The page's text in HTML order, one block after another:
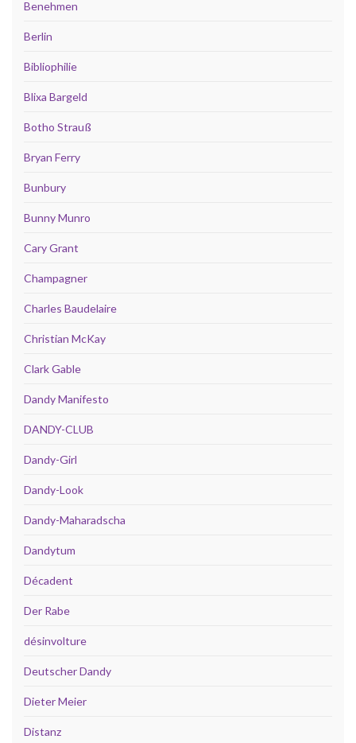
Benehmen
Berlin
Bibliophilie
Blixa Bargeld
Botho Strauß
Bryan Ferry
Bunbury
Bunny Munro
Cary Grant
Champagner
Charles Baudelaire
Christian McKay
Clark Gable
Dandy Manifesto
DANDY-CLUB
Dandy-Girl
Dandy-Look
Dandy-Maharadscha
Dandytum
Décadent
Der Rabe
désinvolture
Deutscher Dandy
Dieter Meier
Distanz